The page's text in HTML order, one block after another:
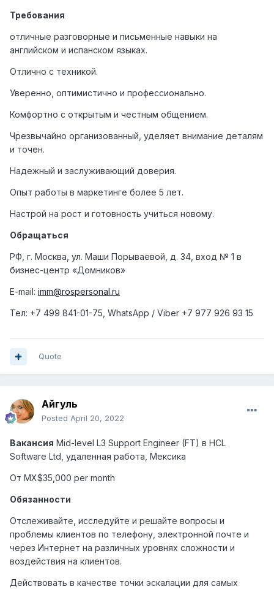
Требования
отличные разговорные и письменные навыки на
английском и испанском языках.
Отлично с техникой.
Уверенно, оптимистично и профессионально.
Комфортно с открытым и честным общением.
Чрезвычайно организованный, уделяет внимание деталям
и точен.
Надежный и заслуживающий доверия.
Опыт работы в маркетинге более 5 лет.
Настрой на рост и готовность учиться новому.
Обращаться
РФ, г. Москва, ул. Маши Порываевой, д. 34, вход № 1 в
бизнес-центр «Домников»
E-mail: imm@rospersonal.ru
Тел: +7 499 841-01-75, WhatsApp / Viber +7 977 926 93 15
Quote
Айгуль
Posted April 20, 2022
Вакансия Mid-level L3 Support Engineer (FT) в HCL
Software Ltd , удаленная работа, Мексика
От MX$35,000 per month
Обязанности
Отслеживайте, исследуйте и решайте вопросы и
проблемы клиентов по телефону, электронной почте и
через Интернет на различных уровнях сложности и
воздействия на клиентов.
Действовать в качестве точки эскалации для самых